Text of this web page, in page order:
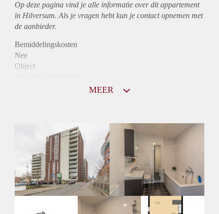
Op deze pagina vind je alle informatie over ditappartement
in Hilversum. Als je vragen hebt kun je contact opnemen met
de aanbieder.
Bemiddelingskosten
Nee
Object
Niet mogelijk
Inkomen eis
3,0 X Maandhuur Bruto
Huurtermijn
Onbepaalde termijn
Oplevering
MEER